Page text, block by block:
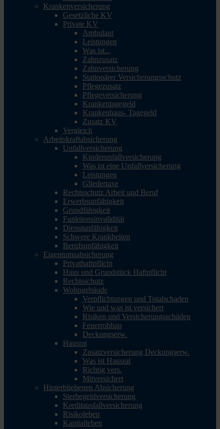
Krankenversicherung
Gesetzliche KV
Private KV
Ambulant
Leistungen
Was ist...
Zahnzusatz
Zahnversicherung
Stationärer Versicherungsschutz
Pflegezusatz
Pflegeversicherung
Krankentagegeld
Krankenhaus- Tagegeld
Zusatz KV
Vergleich
Arbeitskraftabsicherung
Unfallversicherung
Kinderunfallversicherung
Was ist eine Unfallversicherung
Leistungen
Gliedertaxe
Rechtsschutz Arbeit und Beruf
Erwerbsunfähigkeit
Grundfähigkeit
Funktionsinvalidität
Dienstunfähigkeit
Schwere Krankheiten
Berufsunfähigkeit
Eigentumsabsicherung
Privathaftpflicht
Haus und Grundstück Haftpflicht
Rechtsschutz
Wohngebäude
Verpflichtungen und Totalschaden
Wie und was ist versichert
Risiken und Versicherungsschäden
Feuerrohbau
Deckungserw.
Hausrat
Zusatzversicherung Deckungserw.
Was ist Hausrat
Richtig vers.
Mitversichert
Hinterbliebenen Absicherung
Sterbegeldversicherung
Kreditausfallversicherung
Risikoleben
Kapitalleben